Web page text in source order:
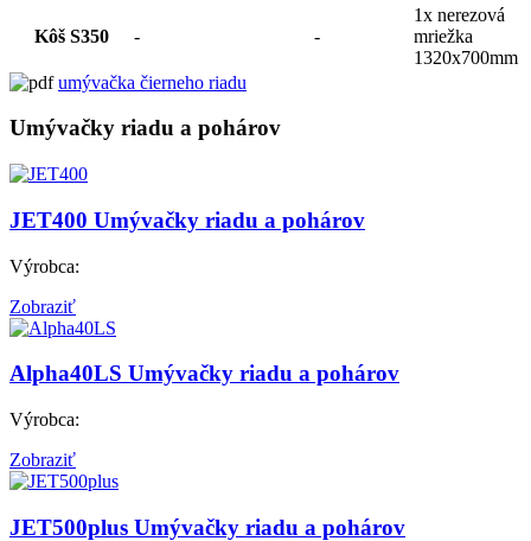
Kôš S350 - -
1x nerezová
mriežka
1320x700mm
umývačka čierneho riadu
Umývačky riadu a pohárov
JET400 Umývačky riadu a pohárov
Výrobca:
Zobraziť
Alpha40LS Umývačky riadu a pohárov
Výrobca:
Zobraziť
JET500plus Umývačky riadu a pohárov